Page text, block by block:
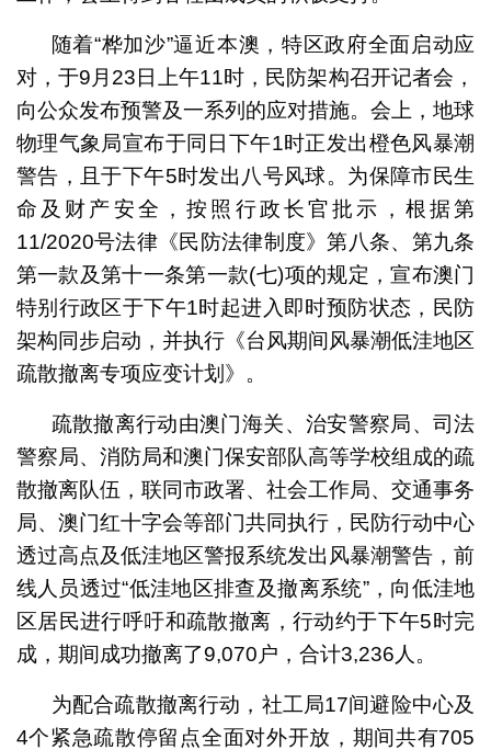
随着“桦加沙”逼近本澳，特区政府全面启动应
对，于9月23日上午11时，民防架构召开记者会，
向公众发布预警及一系列的应对措施。会上，地球
物理气象局宣布于同日下午1时正发出橙色风暴潮
警告，且于下午5时发出八号风球。为保障市民生
命及财产安全，按照行政长官批示，根据第
11/2020号法律《民防法律制度》第八条、第九条
第一款及第十一条第一款(七)项的规定，宣布澳门
特别行政区于下午1时起进入即时预防状态，民防
架构同步启动，并执行《台风期间风暴潮低洼地区
疏散撤离专项应变计划》。
疏散撤离行动由澳门海关、治安警察局、司法
警察局、消防局和澳门保安部队高等学校组成的疏
散撤离队伍，联同市政署、社会工作局、交通事务
局、澳门红十字会等部门共同执行，民防行动中心
透过高点及低洼地区警报系统发出风暴潮警告，前
线人员透过“低洼地区排查及撤离系统”，向低洼地
区居民进行呼吁和疏散撤离，行动约于下午5时完
成，期间成功撤离了9,070户，合计3,236人。
为配合疏散撤离行动，社工局17间避险中心及
4个紧急疏散停留点全面对外开放，期间共有705